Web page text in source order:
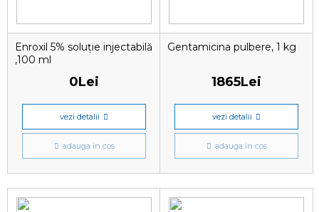
Enroxil 5% soluție injectabilă
,100 ml
0Lei
vezi detalii
adauga in cos
Gentamicina pulbere, 1 kg
1865Lei
vezi detalii
adauga in cos